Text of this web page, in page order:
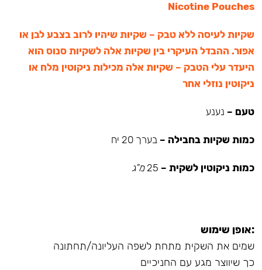
Nicotine Pouches
שקיות לעיסה ללא טבק – שקיות שיהיו לרוב בצבע לבן או
אפור. ההבדל העיקרי בין שקיות אלה לשקיות סנוס הוא
היעדר עלי הטבק – שקיות אלה מכילות ניקוטין מלח או
ניקוטין נוזלי אחר
טעם – נענע
כמות שקיות בחבילה – בערך 20 יח
כמות ניקוטין לשקית – מ”ג
:אופן שימוש
שמים את השקית מתחת לשפה העליונה/תחתונה
כך שיווצר מגע עם החניכיים